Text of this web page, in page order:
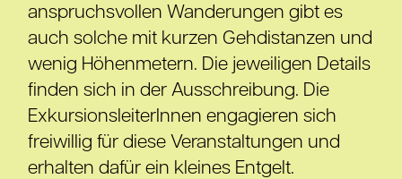
anspruchsvollen Wanderungen gibt es
auch solche mit kurzen Gehdistanzen und
wenig Höhenmetern. Die jeweiligen Details
finden sich in der Ausschreibung. Die
ExkursionsleiterInnen engagieren sich
freiwillig für diese Veranstaltungen und
erhalten dafür ein kleines Entgelt.